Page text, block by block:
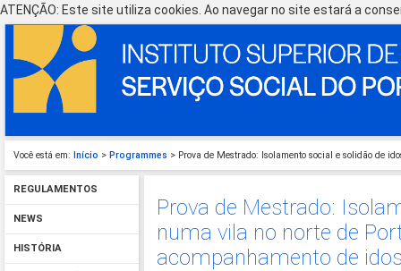
ATENÇÃO: Este site utiliza cookies. Ao navegar no site estará a
Você está em: Início > Programmes > Prova de Mestrado: Isolamento social e solidão de
REGULAMENTOS
NEWS
HISTÓRIA
Prova de Mestrado:
numa vila no norte de
acompanhamento de